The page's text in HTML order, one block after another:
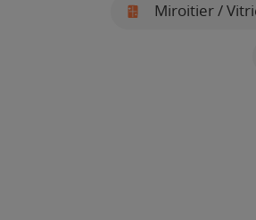
Miroitier /